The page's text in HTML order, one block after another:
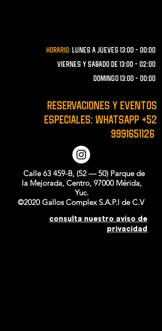
Horario: lunes a JUEVES 13:00 - 00:00
VIERNES Y SABADO de 13:00 - 02:00
domingo 13:00 - 00:00
RESERVACIONES y EVENTOS
ESPECIALES: WHATSAPP +52
9991651126
Calle 63 459-B, (52 — 50) Parque de
la Mejorada, Centro, 97000 Mérida,
Yuc.
©2020 Gallos Complex S.A.P.I de C.V
consulta nuestro aviso de
privacidad